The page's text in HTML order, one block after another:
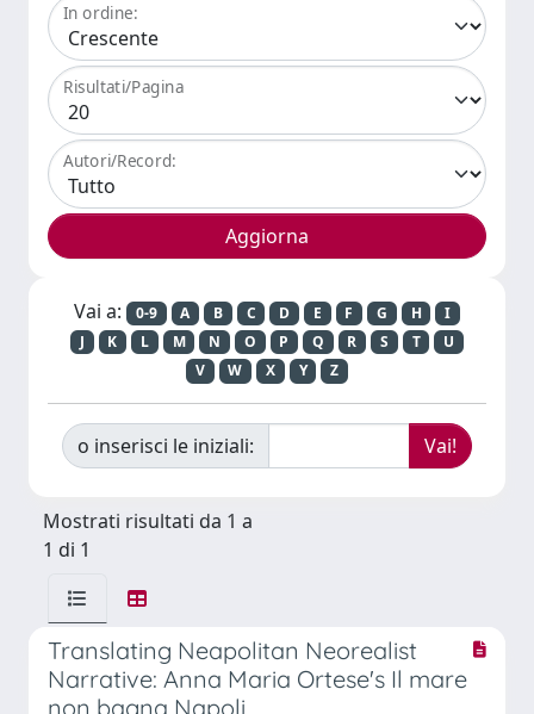
In ordine:
Risultati/Pagina
Autori/Record:
Vai a: 0-9 A B C D E F G H
I
J
K L M N O P Q R S T
U
V
W X Y Z
o inserisci le iniziali:
Mostrati risultati da 1 a
1 di 1
Translating Neapolitan Neorealist
Narrative: Anna Maria Ortese's Il mare
non bagna Napoli